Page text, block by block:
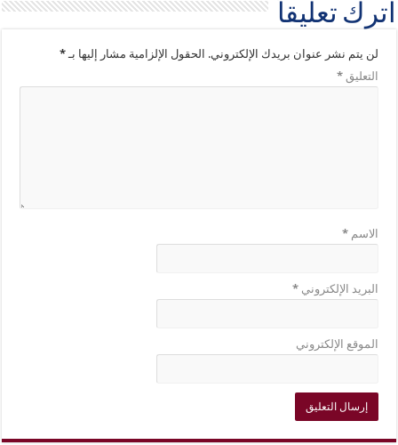
اترك تعليقاً
لن يتم نشر عنوان بريدك الإلكتروني. الحقول الإلزامية مشار إليها بـ*
التعليق*
الاسم*
البريد الإلكتروني*
الموقع الإلكتروني